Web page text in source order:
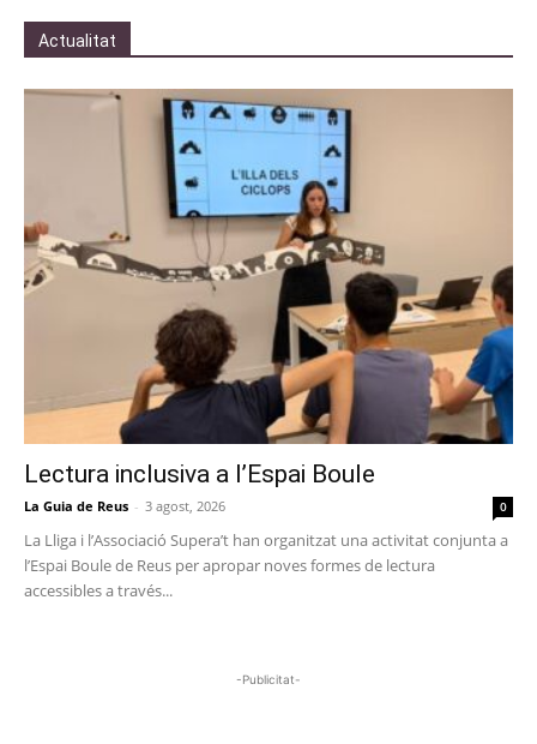
Actualitat
Lectura inclusiva a l’Espai Boule
La Guia de Reus - 3 agost, 2026 0
La Lliga i l’Associació Supera’t han organitzat una activitat conjunta a
l’Espai Boule de Reus per apropar noves formes de lectura
accessibles a través...
-Publicitat-